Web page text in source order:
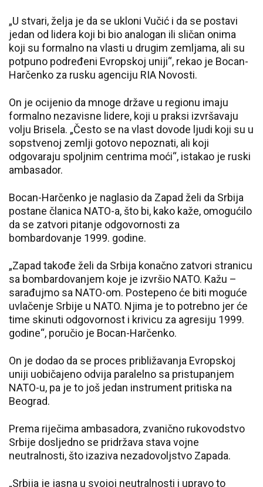
„U stvari, želja je da se ukloni Vučić i da se postavi
jedan od lidera koji bi bio analogan ili sličan onima
koji su formalno na vlasti u drugim zemljama, ali su
potpuno podređeni Evropskoj uniji“, rekao je Bocan-
Harčenko za rusku agenciju RIA Novosti.
On je ocijenio da mnoge države u regionu imaju
formalno nezavisne lidere, koji u praksi izvršavaju
volju Brisela. „Često se na vlast dovode ljudi koji su u
sopstvenoj zemlji gotovo nepoznati, ali koji
odgovaraju spoljnim centrima moći“, istakao je ruski
ambasador.
Bocan-Harčenko je naglasio da Zapad želi da Srbija
postane članica NATO-a, što bi, kako kaže, omogućilo
da se zatvori pitanje odgovornosti za
bombardovanje 1999. godine.
„Zapad takođe želi da Srbija konačno zatvori stranicu
sa bombardovanjem koje je izvršio NATO. Kažu –
sarađujmo sa NATO-om. Postepeno će biti moguće
uvlačenje Srbije u NATO. Njima je to potrebno jer će
time skinuti odgovornost i krivicu za agresiju 1999.
godine“, poručio je Bocan-Harčenko.
On je dodao da se proces približavanja Evropskoj
uniji uobičajeno odvija paralelno sa pristupanjem
NATO-u, pa je to još jedan instrument pritiska na
Beograd.
Prema riječima ambasadora, zvanično rukovodstvo
Srbije dosljedno se pridržava stava vojne
neutralnosti, što izaziva nezadovoljstvo Zapada.
„Srbija je jasna u svojoj neutralnosti i upravo to